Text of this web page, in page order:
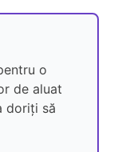
o
de aluat
doriți să